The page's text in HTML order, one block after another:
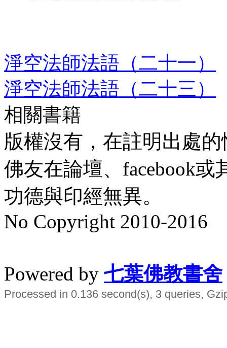
淨空法師法語（二十一）
淨空法師法語（二十三）
相關書籍
版權沒有，在註明出處
佛友在論壇、facebook
功德與印經無異。
No Copyright 2010-2016
Powered by 七葉佛教書舍
Processed in 0.136 second(s), 3 queries,